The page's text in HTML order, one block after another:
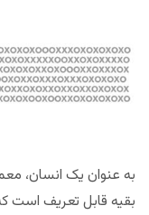
به عنوان یک انسان،